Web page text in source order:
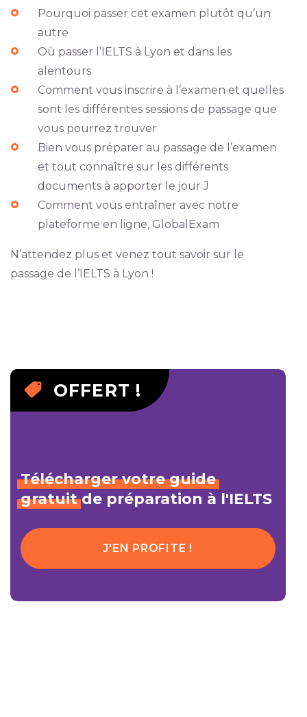
Pourquoi passer cet examen plutôt qu’un
autre
Où passer l’IELTS à Lyon et dans les
alentours
Comment vous inscrire à l’examen et quelles
sont les différentes sessions de passage que
vous pourrez trouver
Bien vous préparer au passage de l’examen
et tout connaître sur les différents
documents à apporter le jour J
Comment vous entraîner avec notre
plateforme en ligne, GlobalExam
N’attendez plus et venez tout savoir sur le
passage de l’IELTS à Lyon !
OFFERT !
Télécharger votre guide
gratuitde préparation à l'IELTS
J'EN PROFITE !